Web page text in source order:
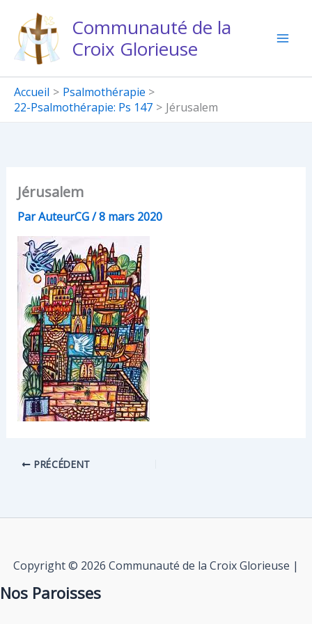
contenu
Communauté de la
Croix Glorieuse
Accueil
Psalmothérapie
22-Psalmothérapie: Ps 147
Jérusalem
Jérusalem
ParAuteurCG/8 mars 2020
PRÉCÉDENT
Copyright © 2026 Communauté de la Croix Glorieuse |
Nos Paroisses